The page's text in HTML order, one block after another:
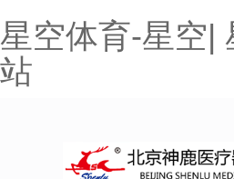
星空体育-星空|
站